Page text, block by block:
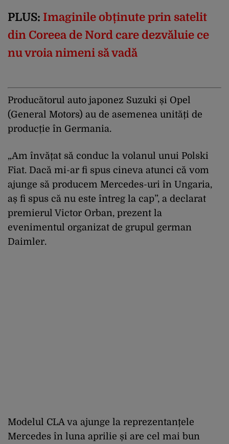
PLUS: Imaginile obținute prin satelit
din Coreea de Nord care dezvăluie ce
nu vroia nimeni să vadă
Producătorul auto japonez Suzuki și Opel
(General Motors) au de asemenea unități de
producție în Germania.
„Am învățat să conduc la volanul unui Polski
Fiat. Dacă mi-ar fi spus cineva atunci că vom
ajunge să producem Mercedes-uri în Ungaria,
aș fi spus că nu este întreg la cap”, a declarat
premierul Victor Orban, prezent la
evenimentul organizat de grupul german
Daimler.
Modelul CLA va ajunge la reprezentanțele
Mercedes în luna aprilie și are cel mai bun